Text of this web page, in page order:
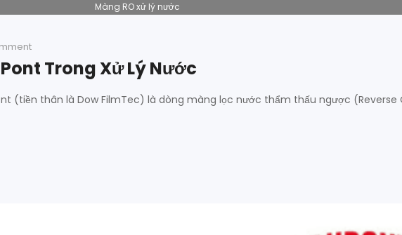
Màng RO xử lý nước
Trong Xử Lý Nước
(tiền thân là Dow FilmTec) là dòng màng lọc nước thẩm thấu ngược (Reverse